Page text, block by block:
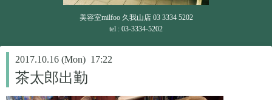
美容室milfoo 久我山店 03 3334 5202
tel : 03-3334-5202
2017.10.16 (Mon) 17:22
茶太郎出勤